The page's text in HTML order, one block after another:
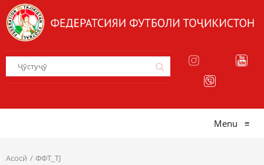
Menu ≡
Асосӣ
ФФТ_TJ